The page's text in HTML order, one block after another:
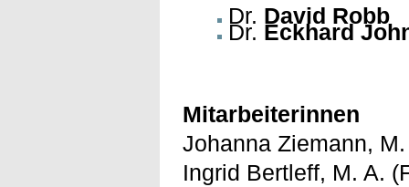
Dr. David Robb
Dr. Eckhard
Mitarbeiterinnen
Johanna Ziemann,
Ingrid Bertleff, M. A.